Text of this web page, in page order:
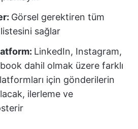
Görsel gerektiren tüm
sağlar
LinkedIn, Instagram,
dahil olmak üzere farklı
için gönderilerin
ilerleme ve